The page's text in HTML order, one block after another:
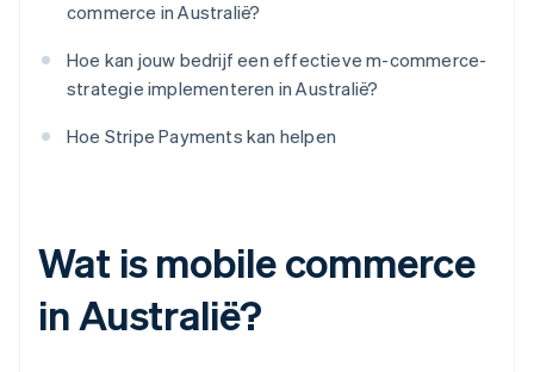
commerce in Australië?
Hoe kan jouw bedrijf een effectieve m-commerce-
strategie implementeren in Australië?
Hoe Stripe Payments kan helpen
Wat is mobile commerce
in Australië?